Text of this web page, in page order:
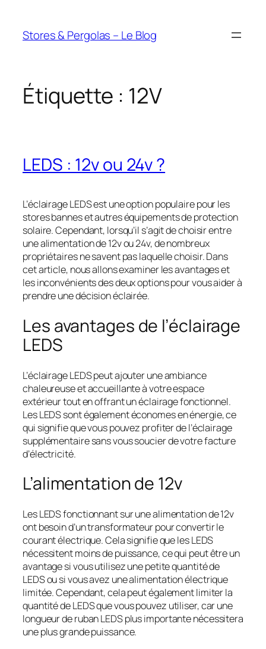
contenu
Stores & Pergolas – Le Blog
Étiquette : 12V
LEDS : 12v ou 24v ?
L’éclairage LEDS est une option populaire pour les
stores bannes et autres équipements de protection
solaire. Cependant, lorsqu’il s’agit de choisir entre
une alimentation de 12v ou 24v, de nombreux
propriétaires ne savent pas laquelle choisir. Dans
cet article, nous allons examiner les avantages et
les inconvénients des deux options pour vous aider à
prendre une décision éclairée.
Les avantages de l’éclairage
LEDS
L’éclairage LEDS peut ajouter une ambiance
chaleureuse et accueillante à votre espace
extérieur tout en offrant un éclairage fonctionnel.
Les LEDS sont également économes en énergie, ce
qui signifie que vous pouvez profiter de l’éclairage
supplémentaire sans vous soucier de votre facture
d’électricité.
L’alimentation de 12v
Les LEDS fonctionnant sur une alimentation de 12v
ont besoin d’un transformateur pour convertir le
courant électrique. Cela signifie que les LEDS
nécessitent moins de puissance, ce qui peut être un
avantage si vous utilisez une petite quantité de
LEDS ou si vous avez une alimentation électrique
limitée. Cependant, cela peut également limiter la
quantité de LEDS que vous pouvez utiliser, car une
longueur de ruban LEDS plus importante nécessitera
une plus grande puissance.